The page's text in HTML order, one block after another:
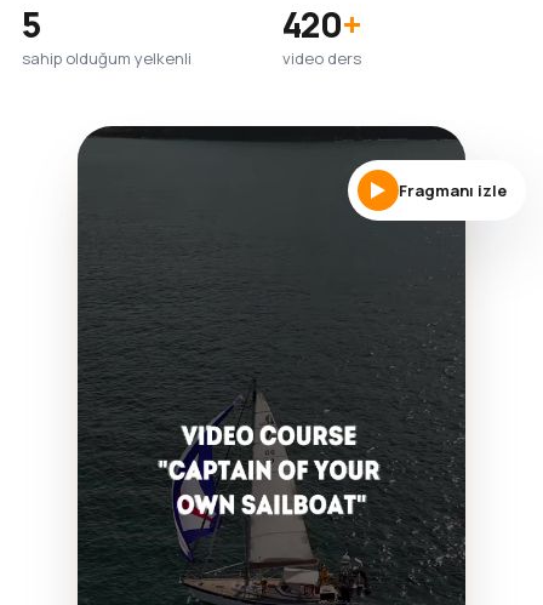
5
sahip olduğum yelkenli
420+
video ders
Fragmanı izle